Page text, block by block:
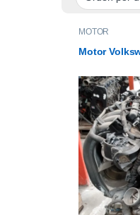
MOTOR
Motor